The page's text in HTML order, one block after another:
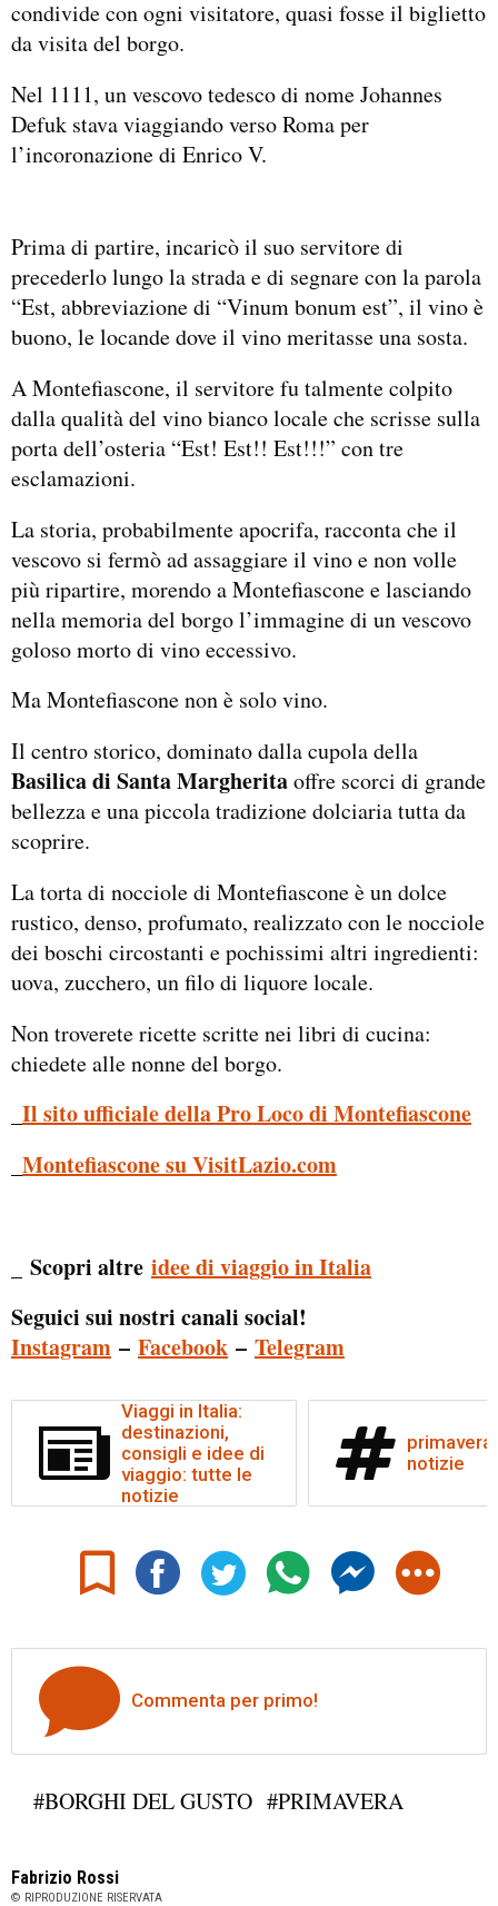
condivide con ogni visitatore, quasi fosse il biglietto
da visita del borgo.
Nel 1111, un vescovo tedesco di nome Johannes
Defuk stava viaggiando verso Roma per
l’incoronazione di Enrico V.
Prima di partire, incaricò il suo servitore di
precederlo lungo la strada e di segnare con la parola
“Est, abbreviazione di “Vinum bonum est”, il vino è
buono, le locande dove il vino meritasse una sosta.
A Montefiascone, il servitore fu talmente colpito
dalla qualità del vino bianco locale che scrisse sulla
porta dell’osteria “Est! Est!! Est!!!” con tre
esclamazioni.
La storia, probabilmente apocrifa, racconta che il
vescovo si fermò ad assaggiare il vino e non volle
più ripartire, morendo a Montefiascone e lasciando
nella memoria del borgo l’immagine di un vescovo
goloso morto di vino eccessivo.
Ma Montefiascone non è solo vino.
Il centro storico, dominato dalla cupola della
Basilica di Santa Margheritaoffre scorci di grande
bellezza e una piccola tradizione dolciaria tutta da
scoprire.
La torta di nocciole di Montefiascone è un dolce
rustico, denso, profumato, realizzato con le nocciole
dei boschi circostanti e pochissimi altri ingredienti:
uova, zucchero, un filo di liquore locale.
Non troverete ricette scritte nei libri di cucina:
chiedete alle nonne del borgo.
Il sito ufficiale della Pro Loco di Montefiascone
Montefiascone su VisitLazio.com
Scopri altre idee di viaggio in Italia
Seguici sui nostri canali social!
Instagram – Facebook – Telegram
Viaggi in Italia:
destinazioni,
consigli e idee di
viaggio: tutte le
notizie
notizie
Commenta per primo!
#BORGHI DEL GUSTO #PRIMAVERA
Fabrizio Rossi
© RIPRODUZIONE RISERVATA